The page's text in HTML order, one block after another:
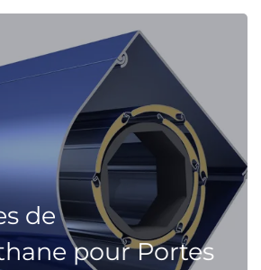
de
pour Portes